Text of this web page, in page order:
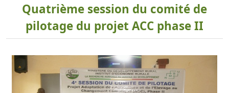
Quatrième session du comité de
pilotage du projet ACC phase II